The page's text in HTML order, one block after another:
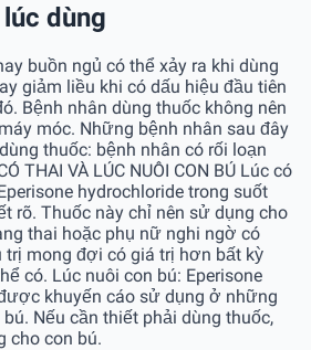
dùng
buồn ngủ có thể xảy ra khi dùng
giảm liều khi có dấu hiệu đầu tiên
Bệnh nhân dùng thuốc không nên
móc. Những bệnh nhân sau đây
thuốc: bệnh nhân có rối loạn
THAI VÀ LÚC NUÔI CON BÚ Lúc có
hydrochloride trong suốt
rõ. Thuốc này chỉ nên sử dụng cho
thai hoặc phụ nữ nghi ngờ có
trị mong đợi có giá trị hơn bất kỳ
có. Lúc nuôi con bú: Eperisone
khuyến cáo sử dụng ở những
Nếu cần thiết phải dùng thuốc,
cho con bú.